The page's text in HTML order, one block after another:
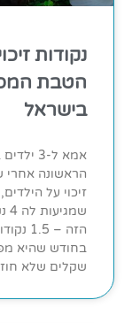
נקודות
הטבת
בישראל
אמא
זיכוי על
שקלים שלא